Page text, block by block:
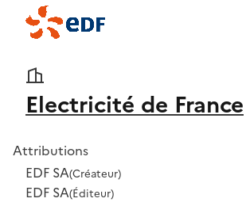
Electricité de France
Attributions
EDF SA(Créateur)
EDF SA(Éditeur)